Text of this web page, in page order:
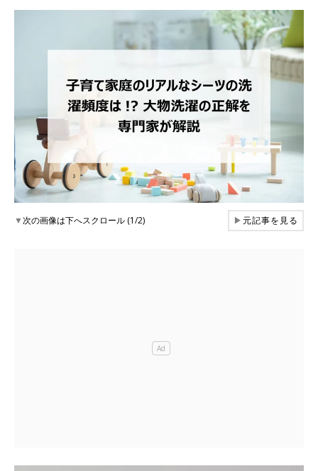
▼次の画像は下へスクロール (1/2) ▶元記事を見る